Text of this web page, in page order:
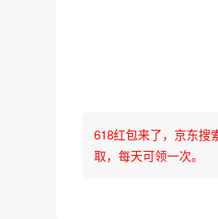
618红包来了，京东搜
取，每天可领一次。